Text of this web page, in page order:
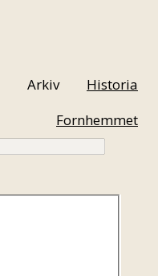
Arkiv
Historia
Fornhemmet